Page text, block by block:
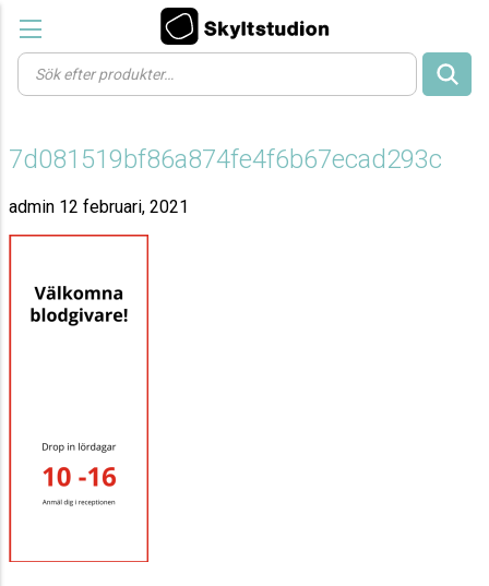
Products
search
7d081519bf86a874fe4f6b67ecad293c
admin 12 februari, 2021